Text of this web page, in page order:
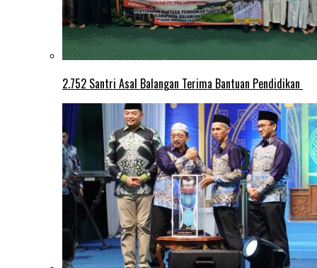
2.752 Santri Asal Balangan Terima Bantuan Pendidikan